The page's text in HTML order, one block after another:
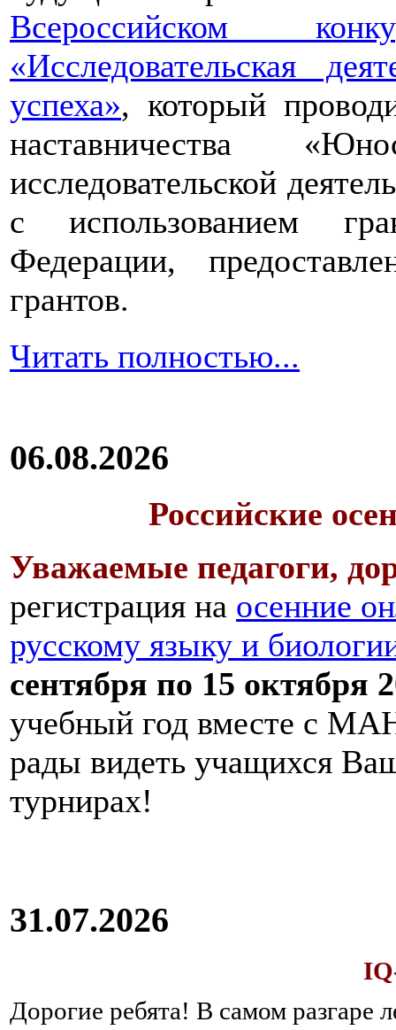
Всероссийском
«Исследовательская
успеха», который
наставничества
исследовательской
с использованием
Федерации,
грантов.
Читать полностью...
06.08.2026
Российские
Уважаемые педагоги,
регистрация на осенние
русскому языку и
сентября по 15 октября
учебный год вместе с
рады видеть учащихся
турнирах!
31.07.2026
Дорогие ребята! В самом разгаре